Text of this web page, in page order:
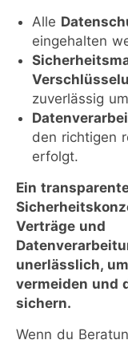
Alle
eingehalten
zuverlässig
den richtigen
erfolgt.
Ein
Verträge und
unerlässlich,
vermeiden und
sichern.
Wenn du